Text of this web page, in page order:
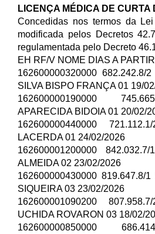
LICENÇA MÉDICA DE CURTA
Concedidas nos termos da
modificada pelos Decretos
regulamentada pelo Decreto
EH RF/V NOME DIAS A
162600000320000 682.242.8/
SILVA BISPO FRANÇA 01 19/
162600000190000
APARECIDA BIDOIA 01 20/02/
162600000440000
LACERDA 01 24/02/2026
162600001200000
ALMEIDA 02 23/02/2026
162600000430000 819.647.8/
SIQUEIRA 03 23/02/2026
162600001090200
UCHIDA ROVARON 03 18/02/
162600000850000